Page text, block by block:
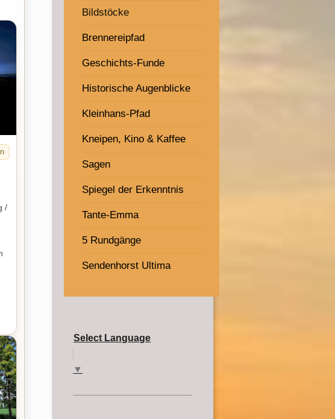
/
Bildstöcke
Brennereipfad
Geschichts-Funde
Historische Augenblicke
Kleinhans-Pfad
Kneipen, Kino & Kaffee
Sagen
Spiegel der Erkenntnis
Tante-Emma
5 Rundgänge
Sendenhorst Ultima
Select Language
▼